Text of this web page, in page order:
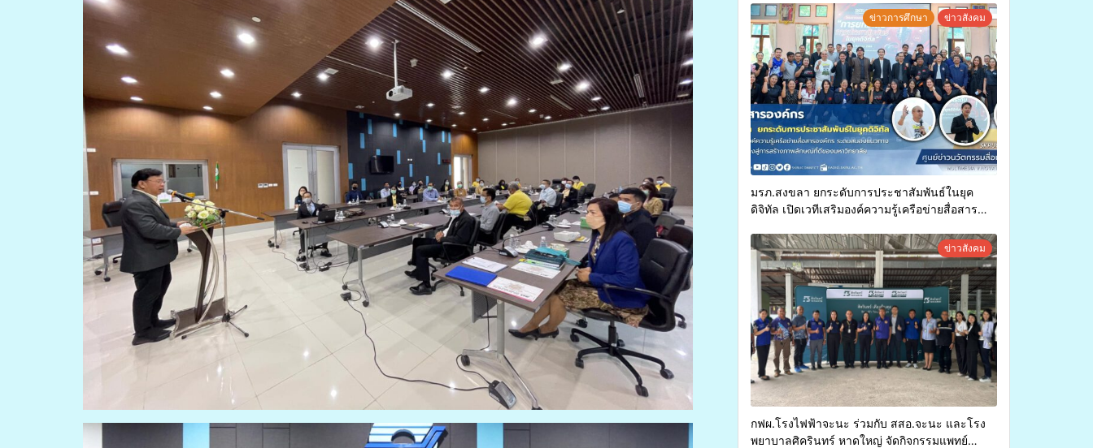
ทุพพลภาพเพื่อเข้ารับบริการสาธารณสุข ลดความ
เหลื่อมล้ำ ยกระดับคุณภาพชีวิตประชาชนอย่าง
ยั่งยืน
ข่าวการศึกษา ข่าวสังคม
มรภ.สงขลา ยกระดับการประชาสัมพันธ์ในยุค
ดิจิทัล เปิดเวทีเสริมองค์ความรู้เครือข่ายสื่อสาร
การสร้างภาพลักษณ์ที่ดีของมหาวิทยาลัยข่าวสังคม
กฟผ.โรงไฟฟ้าจะนะ ร่วมกับ สสอ.จะนะ และโรง
พยาบาลศิครินทร์ หาดใหญ่ จัดกิจกรรมแพทย์